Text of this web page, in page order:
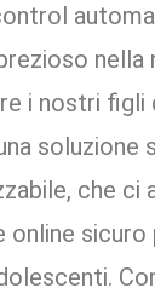
nella
i nostri figli
soluzione
che ci
online